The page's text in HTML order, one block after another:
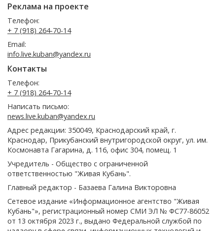
Реклама на проекте
Телефон:
+ 7 (918) 264-70-14
Email:
info.live.kuban@yandex.ru
Контакты
Телефон:
+ 7 (918) 264-70-14
Написать письмо:
news.live.kuban@yandex.ru
Адрес редакции: 350049, Краснодарский край, г.
Краснодар, Прикубанский внутригородской округ, ул. им.
Космонавта Гагарина, д. 116, офис 304, помещ. 1
Учредитель - Общество с ограниченной
ответственностью "Живая Кубань".
Главный редактор - Базаева Галина Викторовна
Сетевое издание «Информационное агентство "Живая
Кубань"», регистрационный номер СМИ ЭЛ № ФС77-86052
от 13 октября 2023 г., выдано Федеральной службой по